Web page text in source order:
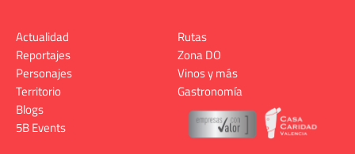
Actualidad
Reportajes
Personajes
Territorio
Rutas
Zona DO
Vinos y más
Gastronomía
Blogs
5B Events